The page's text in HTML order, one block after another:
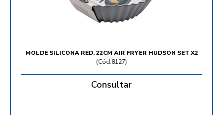
MOLDE SILICONA RED. 22CM AIR FRYER HUDSON SET X2
(Cód.8127)
Consultar